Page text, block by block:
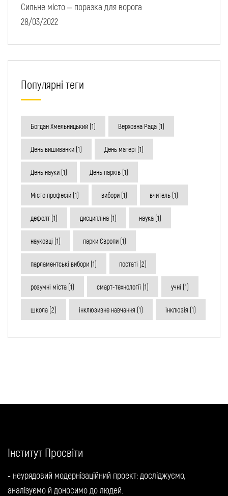
Сильне місто – поразка для ворога
28/03/2022
Популярні теги
Богдан Хмельницький (1) Верховна Рада (1)
День вишиванки (1) День матері (1)
День науки (1) День парків (1)
Місто професій (1) вибори (1) вчитель (1)
дефолт (1) дисципліна (1) наука (1)
науковці (1) парки Європи (1)
парламентські вибори (1) постаті (2)
розумні міста (1) смарт-технології (1) учні (1)
школа (2) інклюзивне навчання (1) інклюзія (1)
Інститут Просвіти
- неурядовий модернізаційний проект: досліджуємо,
аналізуємо й доносимо до людей.